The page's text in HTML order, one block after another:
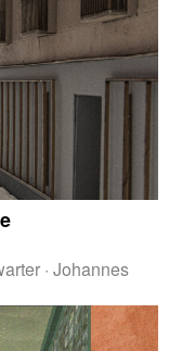
· Johannes